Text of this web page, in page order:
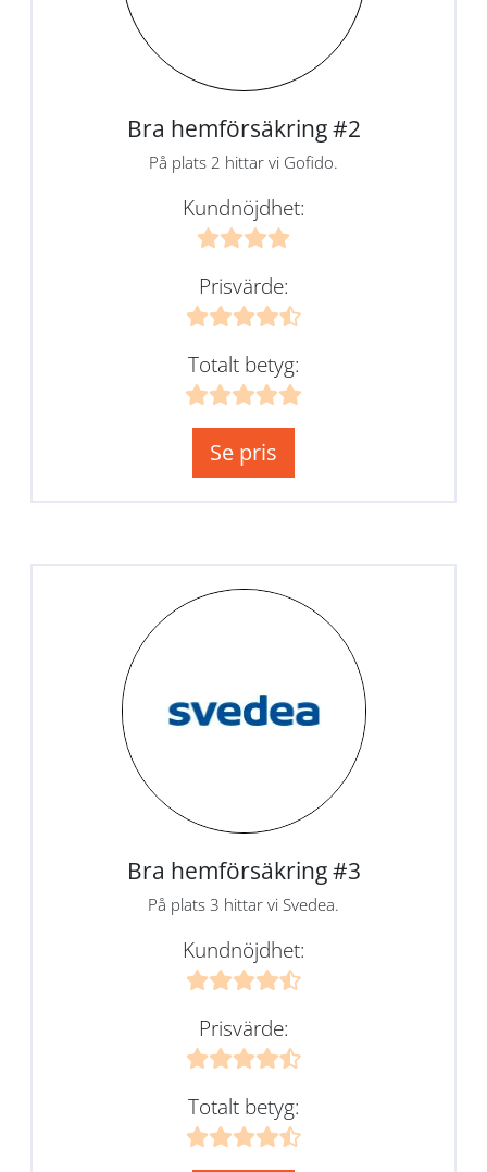
Bra hemförsäkring #2
På plats 2 hittar vi Gofido.
Kundnöjdhet:
Prisvärde:
Totalt betyg:
Se pris
Bra hemförsäkring #3
På plats 3 hittar vi Svedea.
Kundnöjdhet:
Prisvärde:
Totalt betyg: